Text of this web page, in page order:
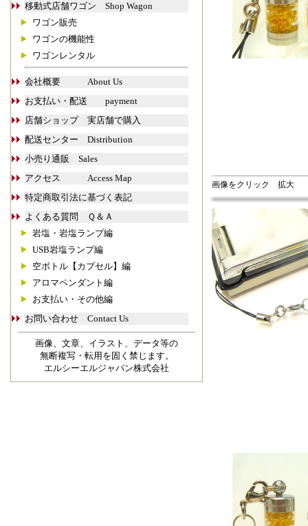
移動式店舗ワゴン Shop Wagon
ワゴン販売
ワゴンの機能性
ワゴンレンタル
会社概要 About Us
お支払い・配送 payment
店舗ショップ 実店舗で購入
配送センター Distribution
小売り通販 Sales
アクセス Access Map
特定商取引法に基づく表記
よくある質問 Ｑ＆Ａ
岩塩・岩塩ランプ編
USB岩塩ランプ編
空ボトル【カプセル】編
アロマペンダント編
お支払い・その他編
お問い合わせ Contact Us
画像、文章、イラスト、データ等の
無断複写・転用を固く禁じます。
エルシーエルジャパン株式会社
画像をクリック 拡大